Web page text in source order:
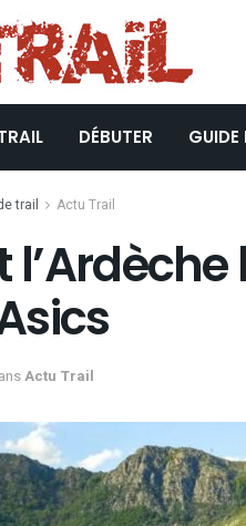
DÉBUTER GUIDE
trail Actu Trail
Actu Trail